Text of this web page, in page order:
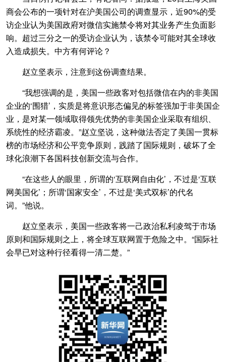
商会公布的一项针对在沪美国公司的调查显示，近90%的受
访企业认为美国政府对微信实施禁令将对其业务产生负面影
响。超过三分之一的受访企业认为，该禁令可能对其全球收
入造成损失。中方有何评论？
赵立坚表示，注意到这份调查结果。
“我想强调的是，美国一些政客对包括微信在内的非美国
企业的‘围猎’，实质是将意识形态偏见的标签强加于非美国企
业，是对某一领域取得领先优势的非美国企业采取有组织、
系统性的经济霸凌。”赵立坚说，这种做法否定了美国一贯标
榜的市场经济和公平竞争原则，践踏了国际规则，破坏了全
球化浪潮下各国科技创新交流与合作。
“在这些人的眼里，所谓的‘互联网自由化’，不过是‘互联
网美国化’；所谓‘国家安全’，不过是‘美式双标’的代名
词。”他说。
赵立坚表示，美国一些政客将一己政治私利凌驾于市场
原则和国际规则之上，将全球互联网置于危险之中。“国际社
会早已对这种行径看得一清二楚。”